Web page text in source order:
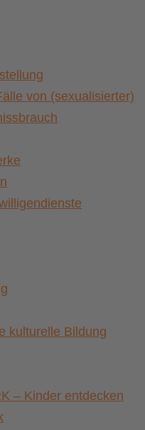
von (sexualisierter)
kulturelle Bildung
– Kinder entdecken